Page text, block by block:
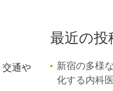
通や
最近の投
新宿の多様
化する内科